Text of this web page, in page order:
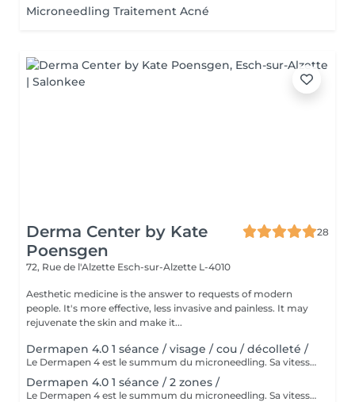
Microneedling Traitement Acné
Derma Center by Kate
Poensgen
28
72, Rue de l'Alzette Esch-sur-Alzette L-4010
Aesthetic medicine is the answer to requests of modern
people. It's more effective, less invasive and painless. It may
rejuvenate the skin and make it...
Dermapen 4.0 1 séance / visage / cou / décolleté /
Le Dermapen 4 est le summum du microneedling. Sa vitesse peut être le double de celle des autres appareils de microneedling. Contrôle de toutes les fonctions, p. ex. vitesse et profondeur, par une simple pression sur le bouton, pour des résultats fiables. La stimulation du derme par les micro-aiguilles induit une nouvelle production de collagène et d'élastine deux substances indispensables pour régénérer la peau. Une meilleure pénétration des produits de mésothérapie. La création de trous microscopiques, invisibles à l'il nu, réalisant des canaux microscopiques conduisent directement les produits de traitement au niveau du derme profond. Cette procédure permet de rajeunir la texture de votre peau, de resserrer les pores dilatés de réduire les rides les cicatrices d'acné, les vergetures, la pigmentation, les cicatr La peau devient plus ferme déjà après un seul traitement, les ridules s'atténuent, les taches pigmentaires s'éclaircissent, les cicatrices guérissent mieux et de manière générale la peau est plus éclatante. La peau devient aussi plus réceptive aux produits de soin post-traitement. Indications - Amélioration des cicatrices - Acné - Fractional - Raffermissement de la peau - Pigment - Blépharoplastie / Levage périoculaire Consultation et diagnostic gratuits avant traitement. N'hésitez pas à demander votre étude personnalisée. Les tarifs des soins proposés ici sont variables selon la zone à traiter, les appareils et produits mis en, oeuvre. Qu'est-ce qui rend les peelings UBER différents ? La gamme ÜBER Peel a été conçue pour fonctionner en synergie avec les procédures de microneedling. Contrairement à de nombreux autres peelings, les peelings ÜBER MD et ÜBER Pro peuvent être appliqués immédiatement après le microneedling pour améliorer les effets de la procédure. Les deux peelings sont auto-neutralisants et ne nécessitent aucun soin de suivi particulier après l'application. Les clients traités avec l'un des peelings doivent éviter de laver la zone traitée et s'abstenir de toute activité pouvant entraîner une transpiration excessive pendant 24 heures. Les peelings sont adaptés et efficaces en tant que traitements autonomes, mais fonctionnent mieux lorsqu'ils sont utilisés en conjonction avec le microneedling
Dermapen 4.0 1 séance / 2 zones /
Le Dermapen 4 est le summum du microneedling. Sa vitesse peut être le double de celle des autres appareils de microneedling. Contrôle de toutes les fonctions, p. ex. vitesse et profondeur, par une simple pression sur le bouton, pour des résultats fiables. Le microneedling, micro-aiguilletage, micropuncture ou induction du collagène par traitement percutané sont des procédures utilisées en cosmétique et en dermatologie. La surface de la peau est perforée au moyen de dispositifs munis de micro-aiguilles. Le microneedling est principalement utilisé pour rajeunir la peau. Ce traitement diminue également les irrégularités pigmentaires. La peau est pour ainsi dire restructurée par le microneedling, si bien que ce traitement peut être utilisé pour les cicatrices en général comme pour celles de l'acné. La peau devient plus ferme déjà après un seul traitement, les ridules s'atténuent, les taches pigmentaires s'éclaircissent, les cicatrices guérissent mieux et de manière générale la peau est plus éclatante. La peau devient aussi plus réceptive aux produits de soin post-traitement. Indications - Amélioration des cicatrices - Acné - Fractional - Raffermissement de la peau - Pigment - Blépharoplastie / Levage périoculaire Consultation et diagnostic gratuits avant traitement. N'hésitez pas à demander votre étude personnalisée. Les tarifs des soins proposés ici sont variables selon la zone à traiter, les appareils et produits mis en, oeuvre.